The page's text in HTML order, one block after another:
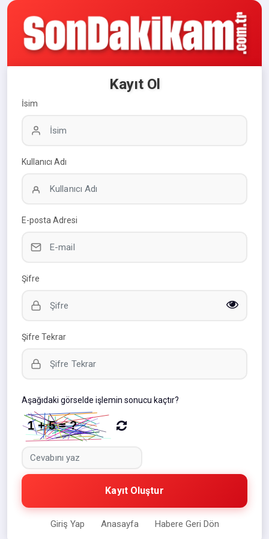
Kayıt Ol
İsim
Kullanıcı Adı
E-posta Adresi
Şifre
Şifre Tekrar
Aşağıdaki görselde işlemin sonucu kaçtır?
Kayıt Oluştur
Giriş Yap Anasayfa Habere Geri Dön